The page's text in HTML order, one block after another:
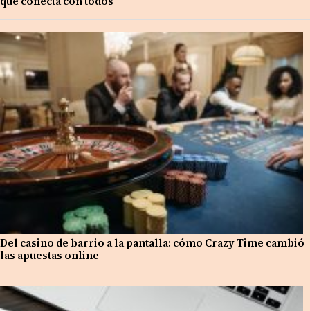
Del casino de barrio a la pantalla: cómo Crazy Time cambió
las apuestas online